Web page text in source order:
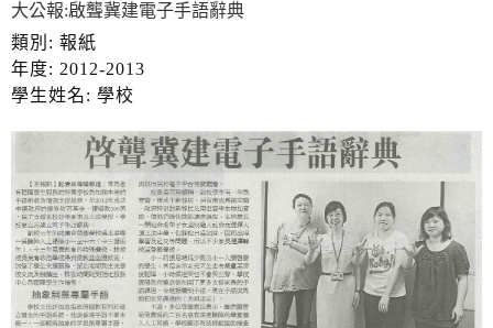
大公報:啟聾冀建電子手語辭典
類別: 報紙
年度: 2012-2013
學生姓名: 學校